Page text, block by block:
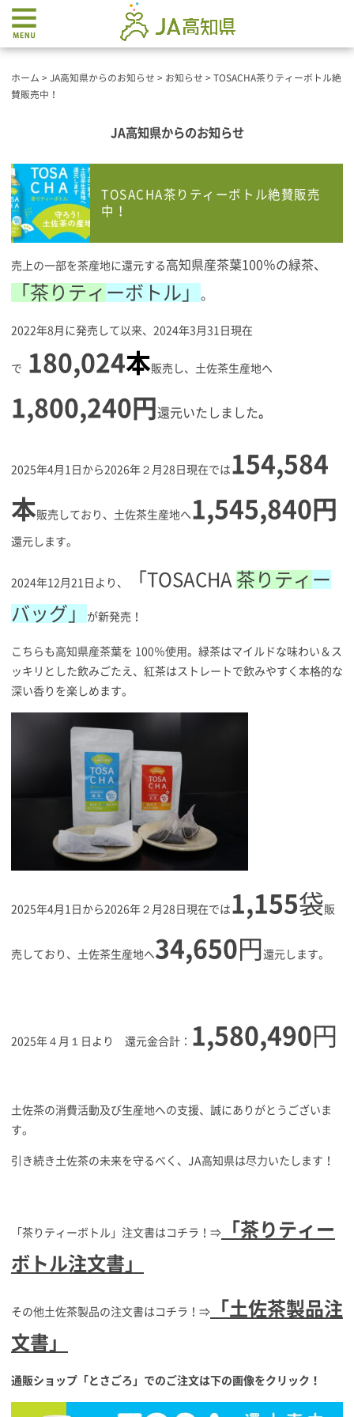
ホーム > JA高知県からのお知らせ > お知らせ > TOSACHA茶りティーボトル絶
賛販売中！
JA高知県からのお知らせ
TOSACHA茶りティーボトル絶賛販売
中！
売上の一部を茶産地に還元する 高知県産茶葉100％の緑茶、
「茶りティ ーボトル」 。
2022年8月に発売して以来、2024年3月31日現在
で 180,024本販売し、土佐茶生産地へ
1,800,240 円 還元いたしました。
2025年4月1日から2026年２月28日現在では 154,584
本販売しており、土佐茶生産地へ 1,545,840円
還元します。
2024年12月21日より、 「TOSACHA 茶りティ ー
バッグ」
が新発売！
こちらも高知県産茶葉を 100％使用。緑茶はマイルドな味わい＆ス
ッキリとした飲みごたえ、紅茶はストレートで飲みやすく本格的な
深い香りを楽しめます。
2025年4月1日から2026年２月28日現在では 1,155袋販
売しており、土佐茶生産地へ34,650円 還元します。
2025年４月１日より 還元金合計： 1,580,490円
土佐茶の消費活動及び生産地への支援、誠にありがとうございま
す。
引き続き土佐茶の未来を守るべく、JA高知県は尽力いたします！
「茶りティーボトル」注文書はコチラ！⇒
「茶りティー
ボトル注文書」
その他土佐茶製品の注文書はコチラ！⇒
「土佐茶製品注
文書」
通販ショップ「とさごろ」でのご注文は下の画像をクリック！